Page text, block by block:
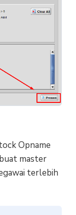
Opname
master
terlebih